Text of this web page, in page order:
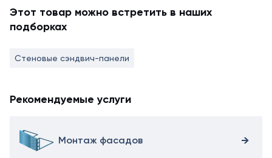
Этот товар можно встретить в наших
подборках
Стеновые сэндвич-панели
Рекомендуемые услуги
Монтаж фасадов